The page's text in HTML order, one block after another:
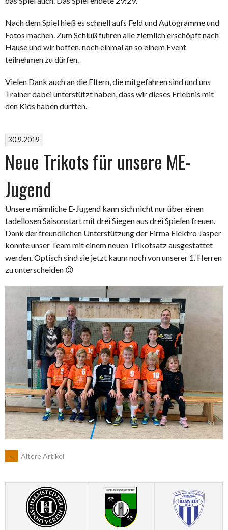
Nach dem Spiel hieß es schnell aufs Feld und Autogramme und
Fotos machen. Zum Schluß fuhren alle ziemlich erschöpft nach
Hause und wir hoffen, noch einmal an so einem Event
teilnehmen zu dürfen.
Vielen Dank auch an die Eltern, die mitgefahren sind und uns
Trainer dabei unterstützt haben, dass wir dieses Erlebnis mit
den Kids haben durften.
30.9.2019
Neue Trikots für unsere ME-
Jugend
Unsere männliche E-Jugend kann sich nicht nur über einen
tadellosen Saisonstart mit drei Siegen aus drei Spielen freuen.
Dank der freundlichen Unterstützung der Firma Elektro Jasper
konnte unser Team mit einem neuen Trikotsatz ausgestattet
werden. Optisch sind sie jetzt kaum noch von unserer 1. Herren
zu unterscheiden 😉
BEITRAGSNAVIGATION
← Ältere Artikel